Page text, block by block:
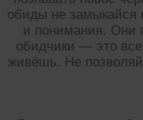
обиды не
и понимания. Они
обидчики — это
живёшь. Не